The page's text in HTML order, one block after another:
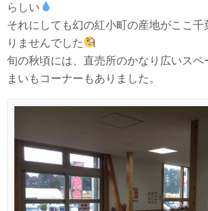
らしい
それにしても幻の紅小町の産地がここ千
りませんでした
旬の秋頃には、直売所のかなり広いスペ
まいもコーナーもありました。